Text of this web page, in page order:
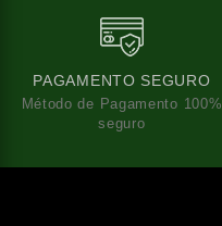
PAGAMENTO SEGURO
Método de Pagamento 100%
seguro